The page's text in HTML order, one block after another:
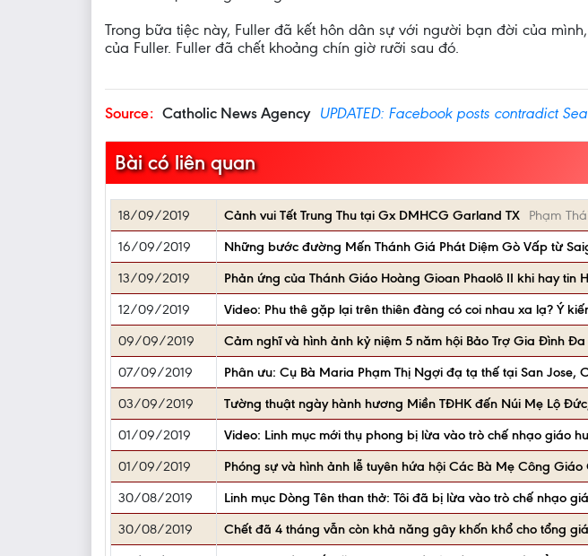
Trong bữa tiệc này, Fuller đã kết hôn dân sự với người bạn đời của
của Fuller. Fuller đã chết khoảng chín giờ rưỡi sau đó.
Source: Catholic News Agency UPDATED: Facebook posts contradict
Bài có liên quan
18/09/2019 Cảnh vui Tết Trung Thu tại Gx DMHCG Garland TX
Phạm
16/09/2019
Những bước đường Mến Thánh Giá Phát Diệm Gò Vấp từ
13/09/2019
Phản ứng của Thánh Giáo Hoàng Gioan Phaolô II khi hay
12/09/2019
Video: Phu thê gặp lại trên thiên đàng có coi nhau xa lạ? Ý
09/09/2019
Cảm nghĩ và hình ảnh kỷ niệm 5 năm hội Bảo Trợ Gia Đình
07/09/2019
Phân ưu: Cụ Bà Maria Phạm Thị Ngợi đạ tạ thế tại San Jose,
03/09/2019
Tường thuật ngày hành hương Miền TĐHK đến Núi Mẹ Lộ
01/09/2019
Video: Linh mục mới thụ phong bị lừa vào trò chế nhạo giáo
01/09/2019
Phóng sự và hình ảnh lễ tuyên hứa hội Các Bà Mẹ Công
30/08/2019
Linh mục Dòng Tên than thở: Tôi đã bị lừa vào trò chế nhạo
30/08/2019
Chết đã 4 tháng vẫn còn khả năng gây khốn khổ cho tổng